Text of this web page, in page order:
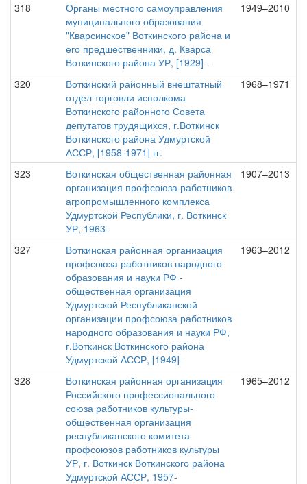
318
Органы местного самоуправления
муниципального образования
"Кварсинское" Воткинского района и
его предшественники, д. Кварса
Воткинского района УР, [1929] -
1949–2010
320
Воткинский районный внештатный
отдел торговли исполкома
Воткинского районного Совета
депутатов трудящихся, г.Воткинск
Воткинского района Удмуртской
АССР, [1958-1971] гг.
1968–1971
323
Воткинская общественная районная
организация профсоюза работников
агропромышленного комплекса
Удмуртской Республики, г. Воткинск
УР, 1963-
1907–2013
327
Воткинская районная организация
профсоюза работников народного
образования и науки РФ -
общественная организация
Удмуртской Республиканской
организации профсоюза работников
народного образования и науки РФ,
г.Воткинск Воткинского района
Удмуртской АССР, [1949]-
1963–2012
328
Воткинская районная организация
Российского профессионального
союза работников культуры-
общественная организация
республиканского комитета
профсоюзов работников культуры
УР, г. Воткинск Воткинского района
Удмуртской АССР, 1957-
1965–2012